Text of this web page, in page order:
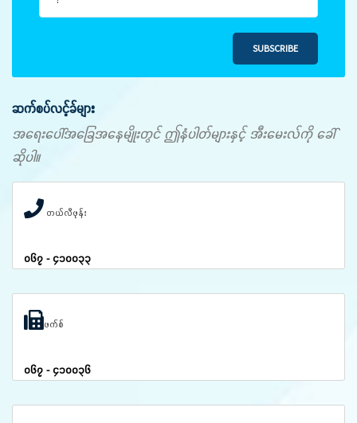
SUBSCRIBE
ဆက်စပ်လင့်ခ်များ
အရေးပေါ်အခြေအနေမျိုးတွင် ဤနံပါတ်များနှင့် အီးမေးလ်ကို ခေါ်
ဆိုပါ။
တယ်လီဖုန်း
၀၆၇ - ၄၁၀၀၃၃
ဖက်စ်
၀၆၇ - ၄၁၀၀၃၆